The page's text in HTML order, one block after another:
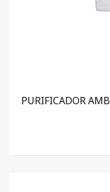
PURIFICADOR